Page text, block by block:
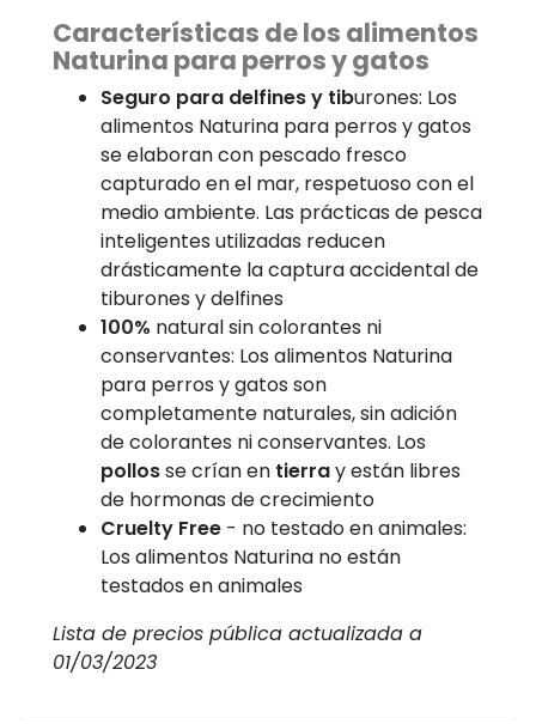
Características de los alimentos
Naturina para perros y gatos
Seguro para delfines y tiburones: Los
alimentos Naturina para perros y gatos
se elaboran con pescado fresco
capturado en el mar, respetuoso con el
medio ambiente. Las prácticas de pesca
inteligentes utilizadas reducen
drásticamente la captura accidental de
tiburones y delfines
100% natural sin colorantes ni
conservantes: Los alimentos Naturina
para perros y gatos son
completamente naturales, sin adición
de colorantes ni conservantes. Los
pollosse crían en tierray están libres
de hormonas de crecimiento
Cruelty Free - no testado en animales:
Los alimentos Naturina no están
testados en animales
Lista de precios pública actualizada a
01/03/2023